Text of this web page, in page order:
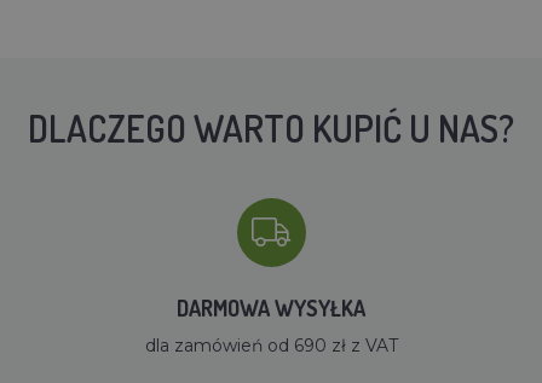
DLACZEGO WARTO KUPIĆ U NAS?
DARMOWA WYSYŁKA
dla zamówień od 690 zł z VAT